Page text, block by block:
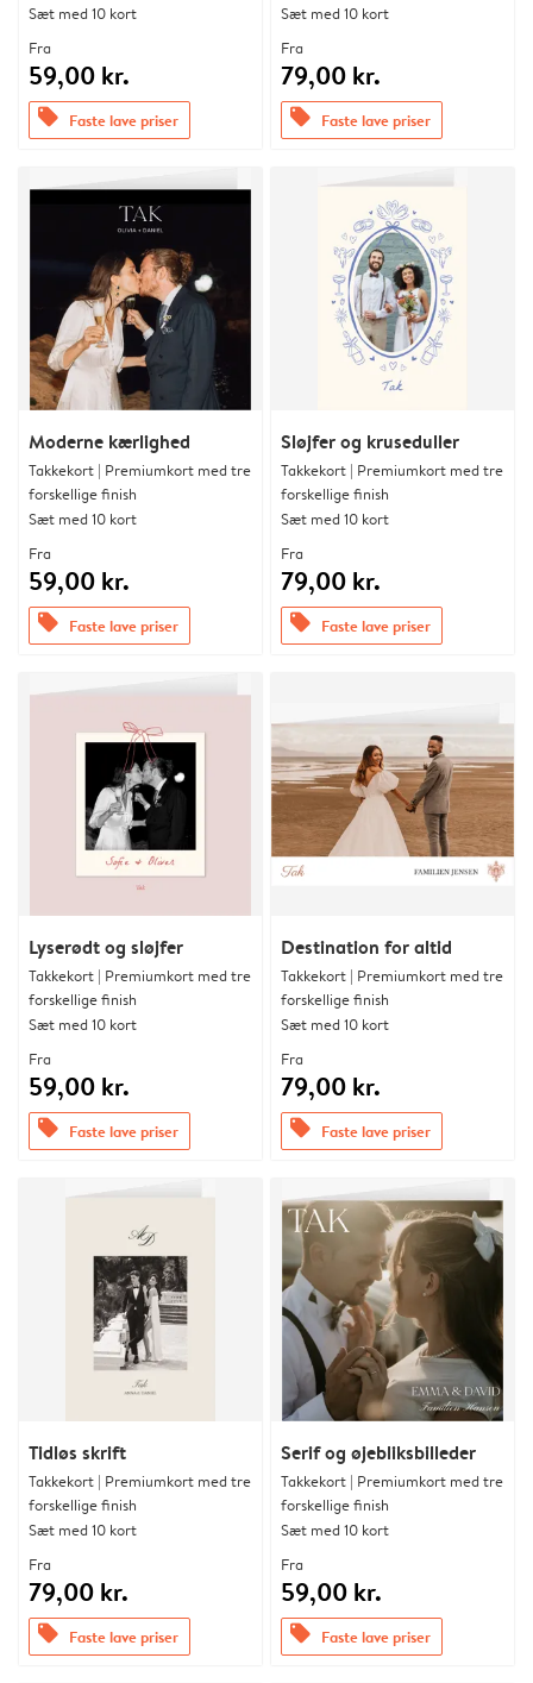
Sæt med 10 kort
Fra
59,00 kr.
offers Faste lave priser
Sæt med 10 kort
Fra
79,00 kr.
offers Faste lave priser
Moderne kærlighed
Takkekort | Premiumkort med tre
forskellige finish
Sæt med 10 kort
Fra
59,00 kr.
offers Faste lave priser
Sløjfer og kruseduller
Takkekort | Premiumkort med tre
forskellige finish
Sæt med 10 kort
Fra
79,00 kr.
offers Faste lave priser
Lyserødt og sløjfer
Takkekort | Premiumkort med tre
forskellige finish
Sæt med 10 kort
Fra
59,00 kr.
offers Faste lave priser
Destination for altid
Takkekort | Premiumkort med tre
forskellige finish
Sæt med 10 kort
Fra
79,00 kr.
offers Faste lave priser
Tidløs skrift
Takkekort | Premiumkort med tre
forskellige finish
Sæt med 10 kort
Fra
79,00 kr.
offers Faste lave priser
Serif og øjebliksbilleder
Takkekort | Premiumkort med tre
forskellige finish
Sæt med 10 kort
Fra
59,00 kr.
offers Faste lave priser